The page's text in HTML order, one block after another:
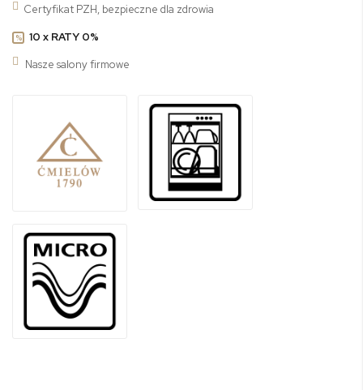
Certyfikat PZH, bezpieczne dla zdrowia
%
10 x RATY 0%
Nasze salony firmowe